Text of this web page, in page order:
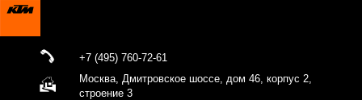
+7 (495) 760-72-61
Москва, Дмитровское шоссе, дом 46, корпус 2,
строение 3